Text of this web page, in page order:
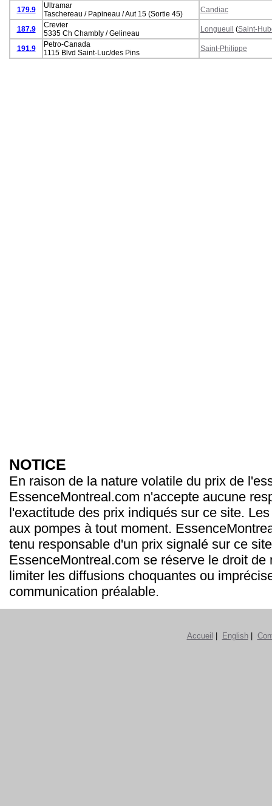
179.9
Ultramar
Taschereau / Papineau / Aut 15 (Sortie 45)
Candiac
187.9
Crevier
5335 Ch Chambly / Gelineau
Longueuil (Saint-
191.9
Petro-Canada
1115 Blvd Saint-Luc/des Pins
Saint-Philippe
NOTICE
En raison de la nature volatile du prix de
EssenceMontreal.com n'accepte aucune
l'exactitude des prix indiqués sur ce site.
aux pompes à tout moment.
tenu responsable d'un prix signalé sur ce
EssenceMontreal.com se réserve le droit de
limiter les diffusions choquantes ou
communication préalable.
Accueil English|